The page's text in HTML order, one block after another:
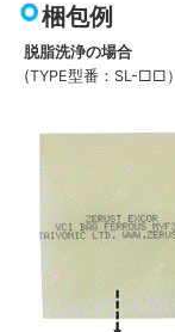
梱包例
脱脂洗浄の場合
(TYPE型番：SL-□□）